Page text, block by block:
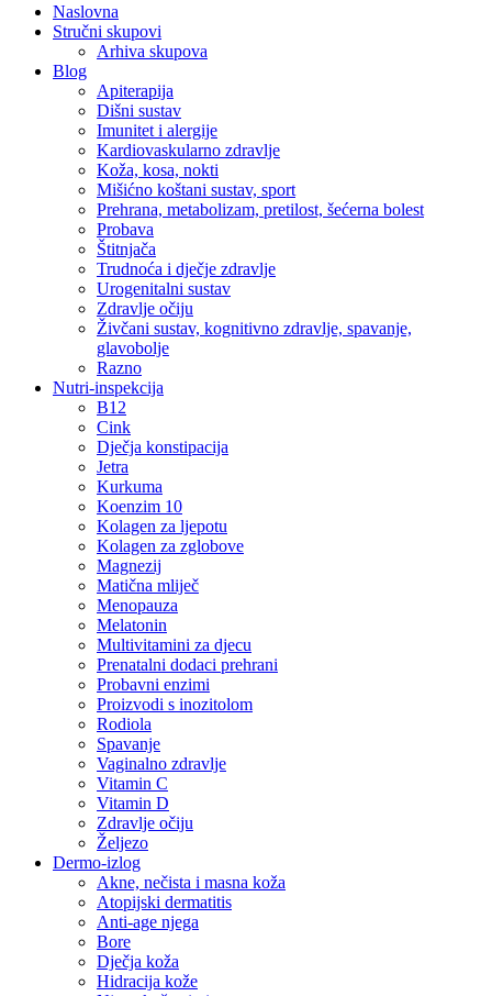
Naslovna
Stručni skupovi
Arhiva skupova
Blog
Apiterapija
Dišni sustav
Imunitet i alergije
Kardiovaskularno zdravlje
Koža, kosa, nokti
Mišićno koštani sustav, sport
Prehrana, metabolizam, pretilost, šećerna bolest
Probava
Štitnjača
Trudnoća i dječje zdravlje
Urogenitalni sustav
Zdravlje očiju
Živčani sustav, kognitivno zdravlje, spavanje,
glavobolje
Razno
Nutri-inspekcija
B12
Cink
Dječja konstipacija
Jetra
Kurkuma
Koenzim 10
Kolagen za ljepotu
Kolagen za zglobove
Magnezij
Matična mliječ
Menopauza
Melatonin
Multivitamini za djecu
Prenatalni dodaci prehrani
Probavni enzimi
Proizvodi s inozitolom
Rodiola
Spavanje
Vaginalno zdravlje
Vitamin C
Vitamin D
Zdravlje očiju
Željezo
Dermo-izlog
Akne, nečista i masna koža
Atopijski dermatitis
Anti-age njega
Bore
Dječja koža
Hidracija kože